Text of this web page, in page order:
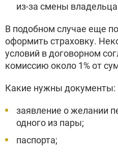
из-за смены
В подобном случае еще
оформить страховку.
условий в договорном
комиссию около 1% от
Какие нужны документы:
заявление о желании
одного из пары;
паспорта;